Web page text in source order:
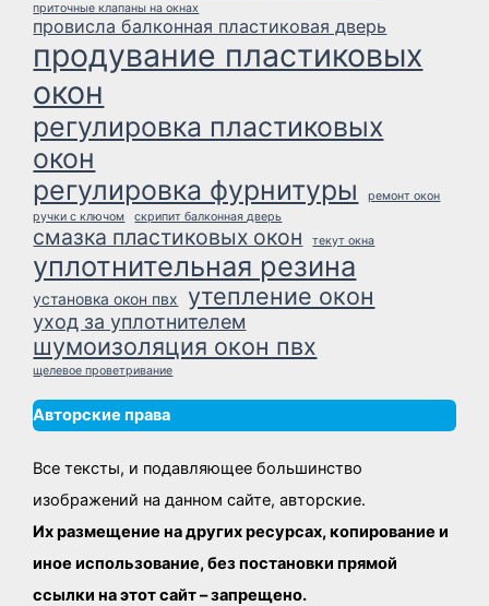
приточные клапаны на окнах
провисла балконная пластиковая дверь
продувание пластиковых
окон
регулировка пластиковых
окон
регулировка фурнитуры
ремонт окон
ручки с ключом
скрипит балконная дверь
смазка пластиковых окон текут окна
уплотнительная резина
установка окон пвх утепление окон
уход за уплотнителем
шумоизоляция окон пвх
щелевое проветривание
Авторские права
Все тексты, и подавляющее большинство
изображений на данном сайте, авторские.
Их размещение на других ресурсах, копирование и
иное использование, без постановки прямой
ссылки на этот сайт – запрещено.